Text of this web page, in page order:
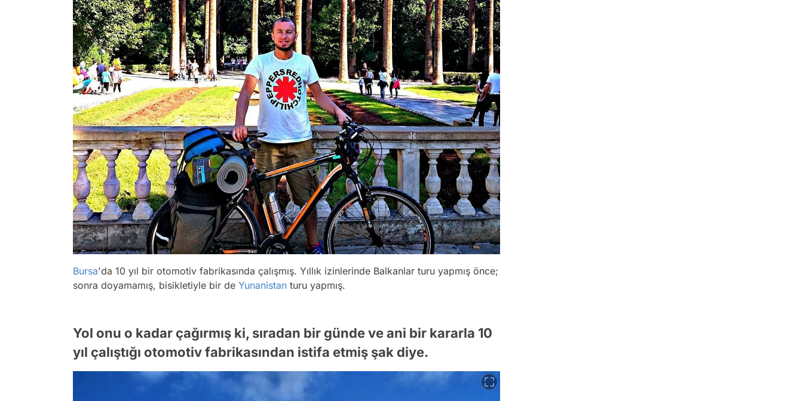
Bursa'da 10 yıl bir otomotiv fabrikasında çalışmış. Yıllık izinlerinde Balkanlar turu yapmış önce;
sonra doyamamış, bisikletiyle bir de Yunanistan turu yapmış.
Yol onu o kadar çağırmış ki, sıradan bir günde ve ani bir kararla 10
yıl çalıştığı otomotiv fabrikasından istifa etmiş şak diye.